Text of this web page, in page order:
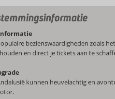
bezienswaardigheden zoals
en direct je tickets aan te
kunnen heuvelachtig en